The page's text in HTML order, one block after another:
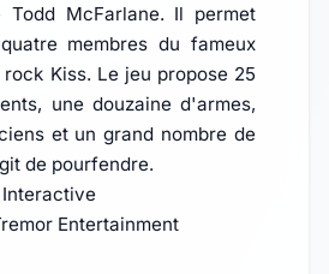
Todd McFarlane. Il permet
membres du fameux
Kiss. Le jeu propose 25
une douzaine d'armes,
et un grand nombre de
de pourfendre.
Interactive
Entertainment